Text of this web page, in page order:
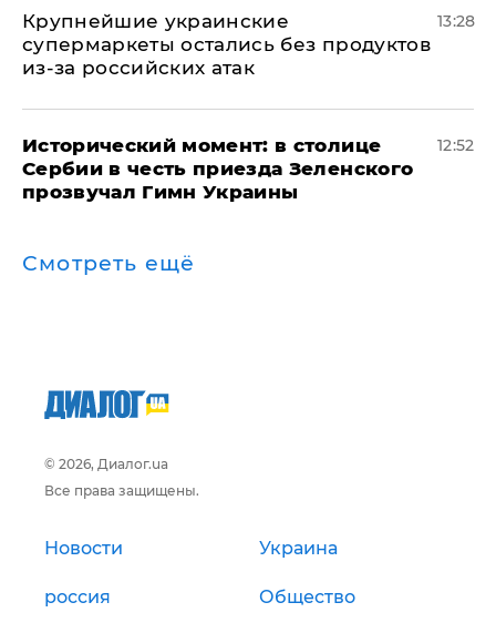
Крупнейшие украинские
супермаркеты остались без продуктов
из-за российских атак
13:28
Исторический момент: в столице
Сербии в честь приезда Зеленского
прозвучал Гимн Украины
12:52
Смотреть ещё
© 2026, Диалог.ua
Все права защищены.
Новости Украина
россия Общество